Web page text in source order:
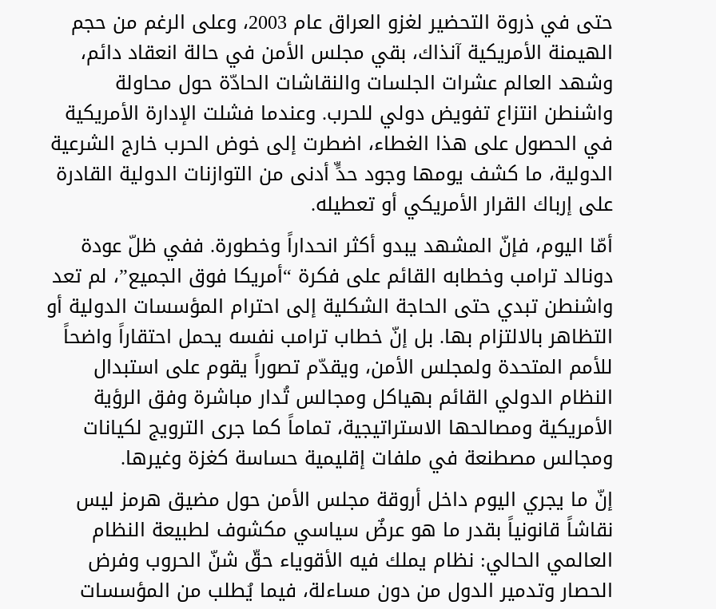
حتى في ذروة التحضير لغزو العراق عام 2003، وعلى الرغم من حجم
الهيمنة الأمريكية آنذاك، بقي مجلس الأمن في حالة انعقاد دائم،
وشهد العالم عشرات الجلسات والنقاشات الحادّة حول محاولة
واشنطن انتزاع تفويض دولي للحرب. وعندما فشلت الإدارة الأمريكية
في الحصول على هذا الغطاء، اضطرت إلى خوض الحرب خارج الشرعية
الدولية، ما كشف يومها وجود حدٍّ أدنى من التوازنات الدولية القادرة
على إرباك القرار الأمريكي أو تعطيله.
أمّا اليوم، فإنّ المشهد يبدو أكثر انحداراً وخطورة. ففي ظلّ عودة
دونالد ترامب وخطابه القائم على فكرة “أمريكا فوق الجميع”، لم تعد
واشنطن تبدي حتى الحاجة الشكلية إلى احترام المؤسسات الدولية أو
التظاهر بالالتزام بها. بل إنّ خطاب ترامب نفسه يحمل احتقاراً واضحاً
للأمم المتحدة ولمجلس الأمن، ويقدّم تصوراً يقوم على استبدال
النظام الدولي القائم بهياكل ومجالس تُدار مباشرة وفق الرؤية
الأمريكية ومصالحها الاستراتيجية، تماماً كما جرى الترويج لكيانات
ومجالس مصطنعة في ملفات إقليمية حساسة كغزة وغيرها.
إنّ ما يجري اليوم داخل أروقة مجلس الأمن حول مضيق هرمز ليس
نقاشاً قانونياً بقدر ما هو عرضٌ سياسي مكشوف لطبيعة النظام
العالمي الحالي: نظام يملك فيه الأقوياء حقّ شنّ الحروب وفرض
الحصار وتدمير الدول من دون مساءلة، فيما يُطلب من المؤسسات